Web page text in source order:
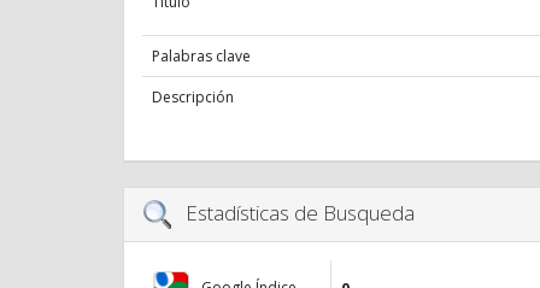
Palabras clave
Descripción
Estadísticas de Busqueda